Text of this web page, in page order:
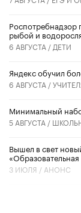
Роспотребнадзор
рыбой и
6 АВГУСТА / ДЕТИ
​Яндекс обучил
6 АВГУСТА /
Минимальный
5 АВГУСТА /
Вышел в свет
3 ИЮЛЯ / АНОНС